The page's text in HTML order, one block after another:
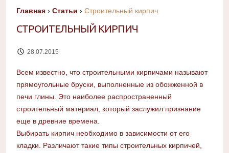
Главная › Статьи › Строительный кирпич
СТРОИТЕЛЬНЫЙ КИРПИЧ
28.07.2015
Всем известно, что строительными кирпичами называют
прямоугольные бруски, выполненные из обожженной в
печи глины. Это наиболее распространенный
строительный материал, который заслужил признание
еще в древние времена.
Выбирать кирпич необходимо в зависимости от его
кладки. Различают такие типы строительных кирпичей,